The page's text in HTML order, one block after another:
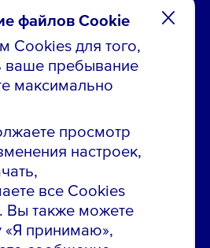
файлов Cookie
Cookies для того,
ваше пребывание
максимально
просмотр
настроек,
все Cookies
Вы также можете
«Я принимаю»,
по вакансиям?
сайте
никель»
сайта